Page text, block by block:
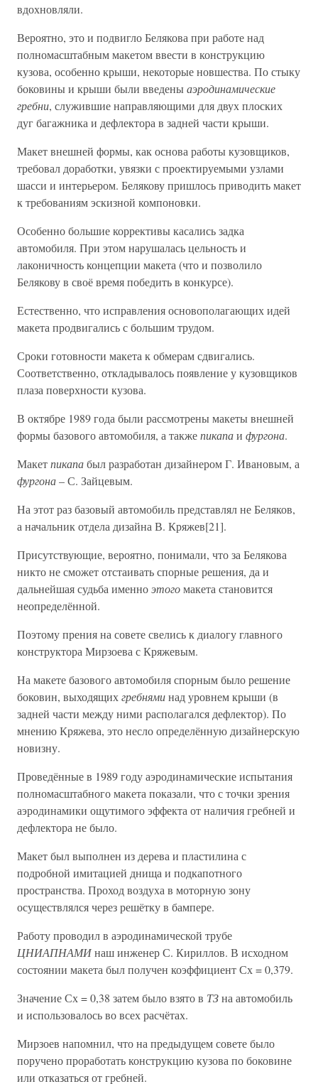
вдохновляли.
Вероятно, это и подвигло Белякова при работе над
полномасштабным макетом ввести в конструкцию
кузова, особенно крыши, некоторые новшества. По стыку
боковины и крыши были введеныаэродинамические
гребни, служившие направляющими для двух плоских
дуг багажника и дефлектора в задней части крыши.
Макет внешней формы, как основа работы кузовщиков,
требовал доработки, увязки с проектируемыми узлами
шасси и интерьером. Белякову пришлось приводить макет
к требованиям эскизной компоновки.
Особенно большие коррективы касались задка
автомобиля. При этом нарушалась цельность и
лаконичность концепции макета (что и позволило
Белякову в своё время победить в конкурсе).
Естественно, что исправления основополагающих идей
макета продвигались с большим трудом.
Сроки готовности макета к обмерам сдвигались.
Соответственно, откладывалось появление у кузовщиков
плаза поверхности кузова.
В октябре 1989 года были рассмотрены макеты внешней
формы базового автомобиля, а такжепикапаи фургона.
Макетпикапабыл разработан дизайнером Г. Ивановым, а
фургона– С. Зайцевым.
На этот раз базовый автомобиль представлял не Беляков,
а начальник отдела дизайна В. Кряжев[21].
Присутствующие, вероятно, понимали, что за Белякова
никто не сможет отстаивать спорные решения, да и
дальнейшая судьба именноэтогомакета становится
неопределённой.
Поэтому прения на совете свелись к диалогу главного
конструктора Мирзоева с Кряжевым.
На макете базового автомобиля спорным было решение
боковин, выходящихгребняминад уровнем крыши (в
задней части между ними располагался дефлектор). По
мнению Кряжева, это несло определённую дизайнерскую
новизну.
Проведённые в 1989 году аэродинамические испытания
полномасштабного макета показали, что с точки зрения
аэродинамики ощутимого эффекта от наличия гребней и
дефлектора не было.
Макет был выполнен из дерева и пластилина с
подробной имитацией днища и подкапотного
пространства. Проход воздуха в моторную зону
осуществлялся через решётку в бампере.
Работу проводил в аэродинамической трубе
ЦНИАПНАМИнаш инженер С. Кириллов. В исходном
состоянии макета был получен коэффициент Сх = 0,379.
Значение Сх = 0,38 затем было взято в ТЗна автомобиль
и использовалось во всех расчётах.
Мирзоев напомнил, что на предыдущем совете было
поручено проработать конструкцию кузова по боковине
или отказаться от гребней.